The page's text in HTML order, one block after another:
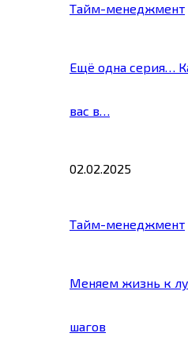
Тайм-менеджмент
Ещё одна серия…
вас в…
02.02.2025
Тайм-менеджмент
Меняем жизнь к
шагов